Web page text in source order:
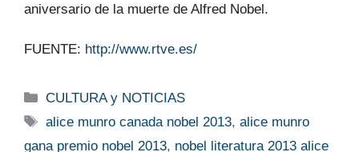
aniversario de la muerte de Alfred Nobel.
FUENTE: http://www.rtve.es/
Categorías
CULTURA y NOTICIAS
Etiquetas
alice munro canada nobel 2013,alice munro
gana premio nobel 2013, nobel literatura 2013 alice